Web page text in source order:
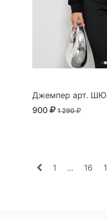
Джемпер арт.
900
1 290
1 ... 16